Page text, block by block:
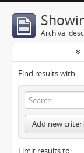
Archival
Find results with:
Add new
Limit results to: